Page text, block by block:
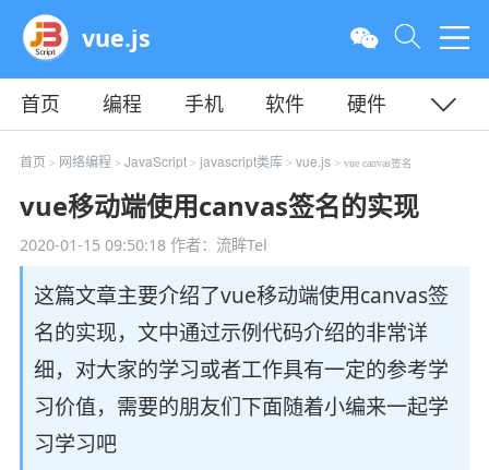
vue.js
首页 编程 手机 软件
硬件
教程
平面 服务器
首页 > 网络编程 > JavaScript> javascript类库> vue.js> vue canvas签名
vue移动端使用canvas签名的实现
2020-01-15 09:50:18作者：流眸Tel
这篇文章主要介绍了vue移动端使用canvas签
名的实现，文中通过示例代码介绍的非常详
细，对大家的学习或者工作具有一定的参考学
习价值，需要的朋友们下面随着小编来一起学
习学习吧